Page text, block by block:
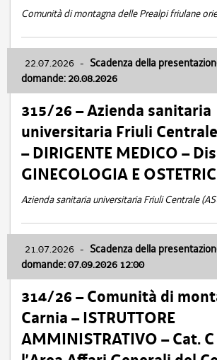
Comunità di montagna delle Prealpi friulane
22.07.2026 - Scadenza della
domande: 20.08.2026
315/26 – Azienda sanitaria
universitaria Friuli
– DIRIGENTE MEDICO –
GINECOLOGIA E
Azienda sanitaria universitaria Friuli Centrale
21.07.2026 - Scadenza della
domande: 07.09.2026 12:00
314/26 – Comunità di
Carnia – ISTRUTTORE
AMMINISTRATIVO – Cat.